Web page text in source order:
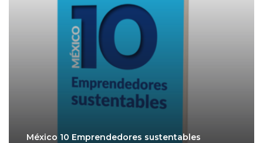
México 10 Emprendedores sustentables